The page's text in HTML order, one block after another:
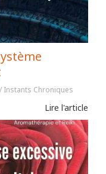
Instants Chroniques
Lire l'article